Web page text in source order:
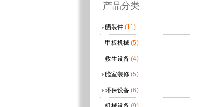
产品分类
舾装件 (11)
甲板机械 (5)
救生设备 (4)
舱室装修 (5)
环保设备 (6)